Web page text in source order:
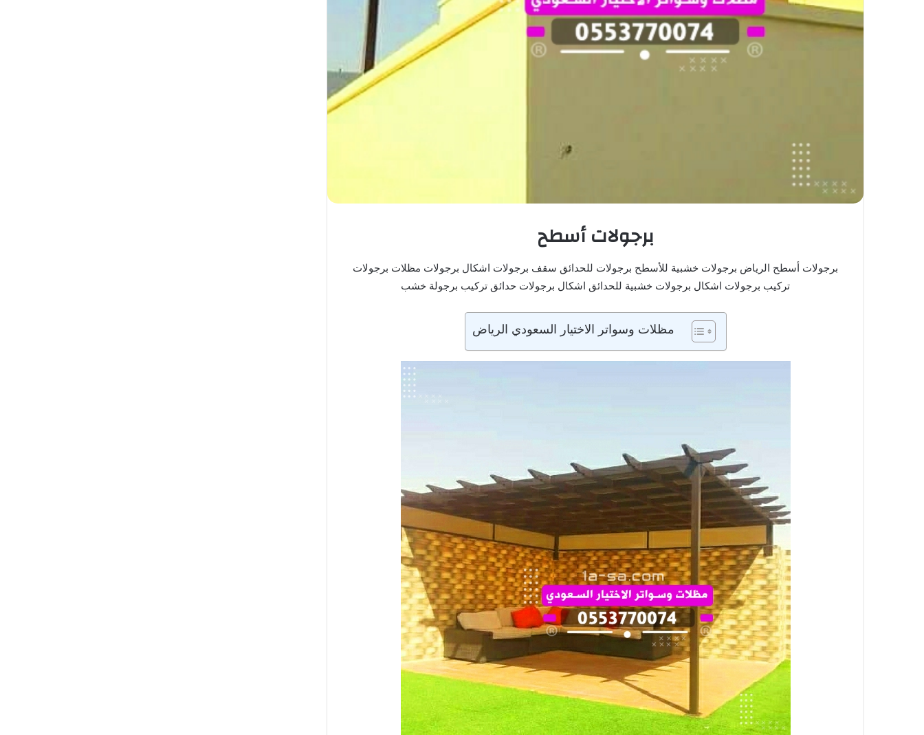
برجولات أسطح
برجولات أسطح الرياض برجولات خشبية للأسطح برجولات للحدائق سقف برجولات اشكال برجولات مظلات برجولات
تركيب برجولات اشكال برجولات خشبية للحدائق اشكال برجولات حدائق تركيب برجولة خشب
مظلات وسواتر الاختيار السعودي الرياض